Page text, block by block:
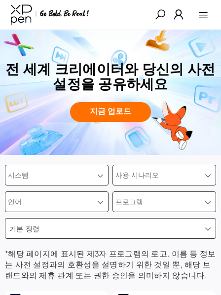
전 세계 크리에이터와 당신의 사전
설정을 공유하세요
지금 업로드
기본 정렬
*해당 페이지에 표시된 제3자 프로그램의 로고, 이름 등 정보
는 사전 설정과의 호환성을 설명하기 위한 것일 뿐, 해당 브
랜드와의 제휴 관계 또는 권한 승인을 의미하지 않습니다.